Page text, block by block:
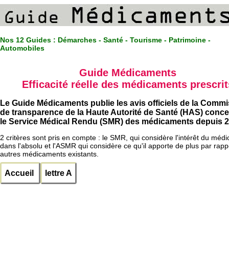
Nos 12 Guides : Démarches - Santé - Tourisme - Patrimoine -
Automobiles
Guide Médicaments
Efficacité réelle des médicaments
Le Guide Médicaments publie les avis officiels de la
de transparence de la Haute Autorité de Santé (HAS)
le Service Médical Rendu (SMR) des médicaments depuis
2 critères sont pris en compte : le SMR, qui considère l'intérêt du
dans l'absolu et l'ASMR qui considère ce qu'il apporte de plus par
autres médicaments existants.
Accueil lettre A